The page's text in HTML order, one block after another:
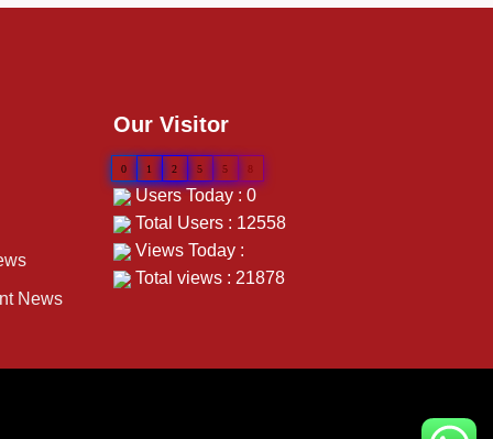
News
Our Visitor
0 1 2 5 5 8
Users Today : 0
Total Users : 12558
Views Today :
Total views : 21878